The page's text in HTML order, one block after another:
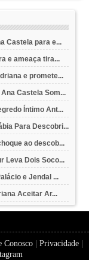
Castela para e...
e ameaça tira...
e promete...
Castela Som...
Íntimo Ant...
Para Descobri...
ao descob...
Leva Dois Soco...
e Jendal ...
Aceitar Ar...
Conosco| Privacidade|